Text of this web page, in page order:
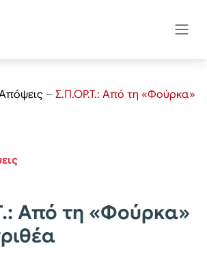
– Σ.Π.ΟΡ.Τ.: Από τη «Φούρκα»
Από τη «Φούρκα»